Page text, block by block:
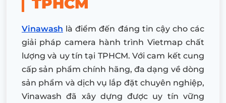
Vinawash là điểm đến đáng tin cậy cho các
giải pháp camera hành trình Vietmap chất
lượng và uy tín tại TPHCM. Với cam kết cung
cấp sản phẩm chính hãng, đa dạng về dòng
sản phẩm và dịch vụ lắp đặt chuyên nghiệp,
Vinawash đã xây dựng được uy tín vững